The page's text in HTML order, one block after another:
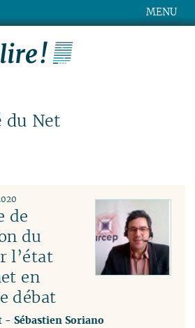
MENU
du Net
de
du
l’état
en
débat
-Sébastien Soriano